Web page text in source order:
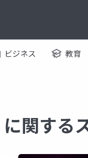
ビジネス 教育
関する